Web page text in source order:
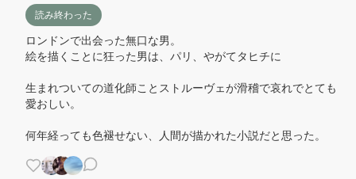
読み終わった
ロンドンで出会った無口な男。
絵を描くことに狂った男は、パリ、やがてタヒチに
生まれついての道化師ことストルーヴェが滑稽で哀れでとても
愛おしい。
何年経っても色褪せない、人間が描かれた小説だと思った。